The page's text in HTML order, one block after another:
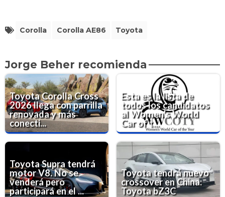
Corolla Corolla AE86 Toyota
Jorge Beher recomienda
Toyota Corolla Cross
2026 llega con parrilla
renovada y más
conecti...
Esta es la lista de
todos los candidatos
al Women’s World
Car of t...
Toyota Supra tendrá
motor V8. No se
venderá pero
participará en el ...
Toyota tendrá nuevo
crossover en China:
Toyota bZ3C